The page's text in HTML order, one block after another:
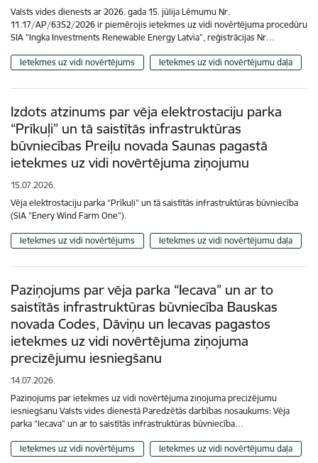
Valsts vides dienests ar 2026. gada 15. jūlija Lēmumu Nr.
11.17/AP/6352/2026 ir piemērojis ietekmes uz vidi novērtējuma procedūru
SIA "Ingka Investments Renewable Energy Latvia”, reģistrācijas Nr…
Ietekmes uz vidi novērtējums Ietekmes uz vidi novērtējumu daļa
Izdots atzinums par vēja elektrostaciju parka
“Prīkuļi” un tā saistītās infrastruktūras
būvniecības Preiļu novada Saunas pagastā
ietekmes uz vidi novērtējuma ziņojumu
15.07.2026.
Vēja elektrostaciju parka “Prīkuļi” un tā saistītās infrastruktūras būvniecība
(SIA "Enery Wind Farm One").
Ietekmes uz vidi novērtējums Ietekmes uz vidi novērtējumu daļa
Paziņojums par vēja parka “Iecava” un ar to
saistītās infrastruktūras būvniecība Bauskas
novada Codes, Dāviņu un Iecavas pagastos
ietekmes uz vidi novērtējuma ziņojuma
precizējumu iesniegšanu
14.07.2026.
Paziņojums par ietekmes uz vidi novērtējuma ziņojuma precizējumu
iesniegšanu Valsts vides dienestā Paredzētās darbības nosaukums: Vēja
parka “Iecava” un ar to saistītās infrastruktūras būvniecība…
Ietekmes uz vidi novērtējums Ietekmes uz vidi novērtējumu daļa